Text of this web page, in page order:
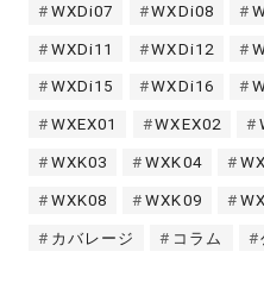
WXDi07 WXDi08
WXDi11 WXDi12
WXDi15 WXDi16
WXEX01 WXEX02
WXK03 WXK04
WXK08 WXK09
カバレージ コラム